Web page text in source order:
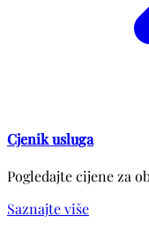
Cjenik usluga
Pogledajte cijene za
Saznajte više